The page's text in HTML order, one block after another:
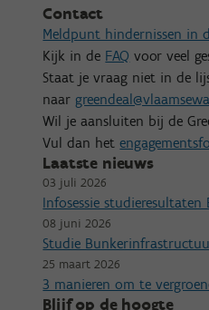
Contact
Meldpunt hindernissen in
Kijk in de FAQ voor veel
Staat je vraag niet in de
naar
Wil je aansluiten bij de
Vul dan het
Laatste nieuws
03 juli 2026
Infosessie studieresultaten
08 juni 2026
Studie
25 maart 2026
3 manieren om te
Blijf op de hoogte